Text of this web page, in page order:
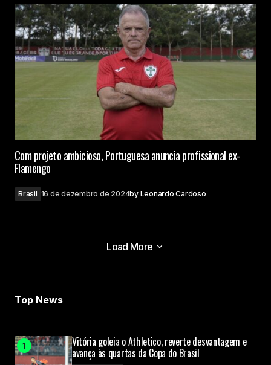
Com projeto ambicioso, Portuguesa anuncia profissional ex-
Flamengo
Brasil 16 de dezembro de 2024by Leonardo Cardoso
Load More
Load More
Top News
Vitória goleia o Athletico, reverte desvantagem e
avança às quartas da Copa do Brasil